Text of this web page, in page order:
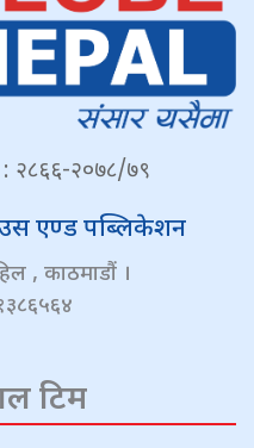
: २८६६-२०७८/७९
एण्ड पब्लिकेशन
, काठमाडौं ।
टिम